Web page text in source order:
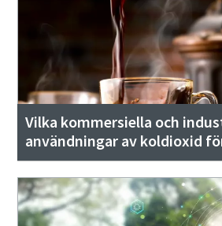
Vilka kommersiella och
användningar av koldioxid